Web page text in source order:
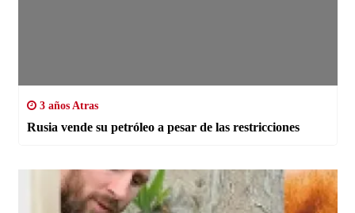
3 años Atras
Rusia vende su petróleo a pesar de las restricciones